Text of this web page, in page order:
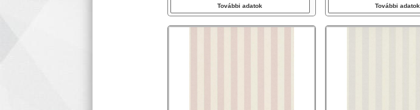
További adatok További adatok